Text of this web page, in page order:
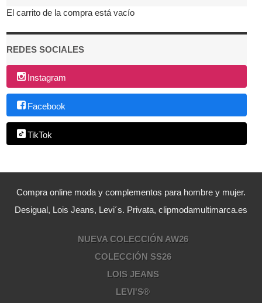
El carrito de la compra está vacío
REDES SOCIALES
Instagram
Facebook
TikTok
Compra online moda y complementos para hombre y mujer.
Desigual, Lois Jeans, Levi´s. Privata, clipmodamultimarca.es
NUEVA COLECCIÓN AW26
COLECCIÓN SS26
LOIS JEANS
LEVI'S®